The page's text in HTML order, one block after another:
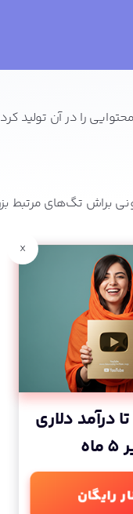
را در آن تولید
براش تگ‌های مرتبط
x
تا درآمد دلاری
رایگان